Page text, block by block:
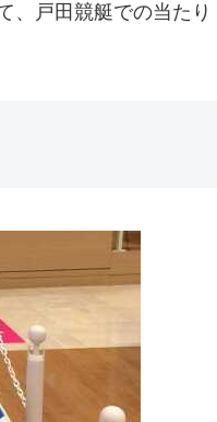
、戸田競艇での当たり